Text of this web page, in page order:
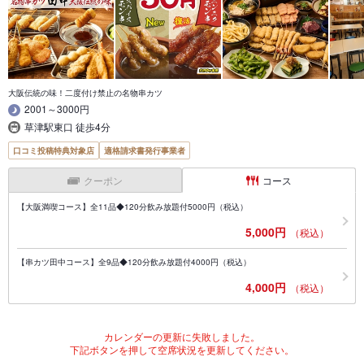
大阪伝統の味！二度付け禁止の名物串カツ
2001～3000円
草津駅東口 徒歩4分
口コミ投稿特典対象店 適格請求書発行事業者
クーポン コース
【大阪満喫コース】全11品◆120分飲み放題付5000円（税込）
5,000円 （税込）
【串カツ田中コース】全9品◆120分飲み放題付4000円（税込）
4,000円 （税込）
カレンダーの更新に失敗しました。
下記ボタンを押して空席状況を更新してください。